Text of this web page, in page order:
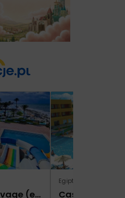
Monarque Club Rivage (ex Calimera)
Egipt / Marsa El